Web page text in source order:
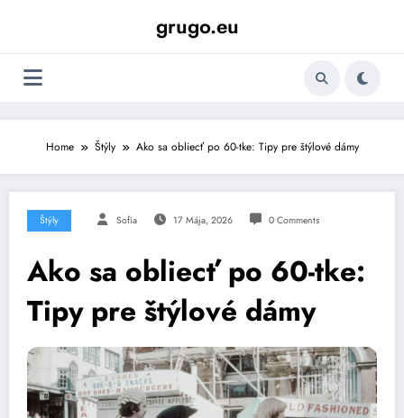
grugo.eu
Home Štýly Ako sa obliecť po 60-tke: Tipy pre štýlové dámy
Štýly Sofia 17 Mája, 2026 0 Comments
Ako sa obliecť po 60-tke:
Tipy pre štýlové dámy